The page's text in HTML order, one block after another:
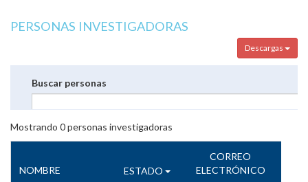
PERSONAS INVESTIGADORAS
Descargas
Buscar personas
Mostrando 0personas investigadoras
NOMBRE ESTADO
CORREO
ELECTRÓNICO